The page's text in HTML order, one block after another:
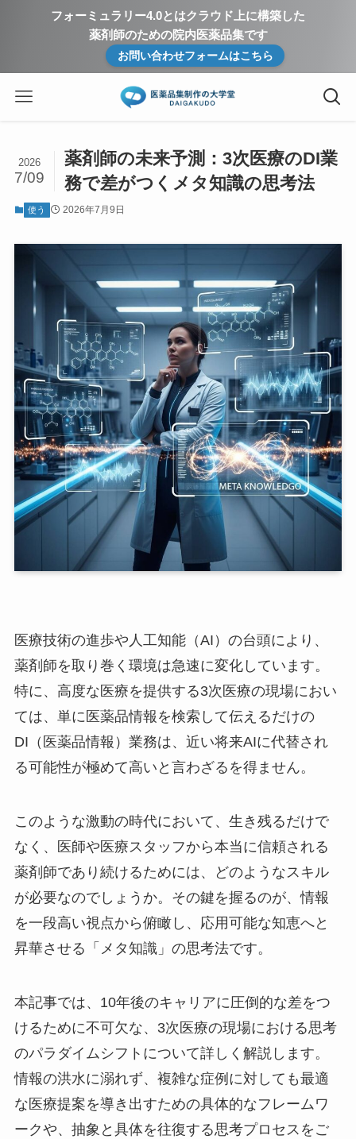
フォーミュラリー4.0とはクラウド上に構築した
薬剤師のための院内医薬品集です
お問い合わせフォームはこちら
薬剤師の未来予測：3次医療のDI業
務で差がつくメタ知識の思考法
2026
7/09
使う 2026年7月9日
医療技術の進歩や人工知能（AI）の台頭により、
薬剤師を取り巻く環境は急速に変化しています。
特に、高度な医療を提供する3次医療の現場におい
ては、単に医薬品情報を検索して伝えるだけの
DI（医薬品情報）業務は、近い将来AIに代替され
る可能性が極めて高いと言わざるを得ません。
このような激動の時代において、生き残るだけで
なく、医師や医療スタッフから本当に信頼される
薬剤師であり続けるためには、どのようなスキル
が必要なのでしょうか。その鍵を握るのが、情報
を一段高い視点から俯瞰し、応用可能な知恵へと
昇華させる「メタ知識」の思考法です。
本記事では、10年後のキャリアに圧倒的な差をつ
けるために不可欠な、3次医療の現場における思考
のパラダイムシフトについて詳しく解説します。
情報の洪水に溺れず、複雑な症例に対しても最適
な医療提案を導き出すための具体的なフレームワ
ークや、抽象と具体を往復する思考プロセスをご